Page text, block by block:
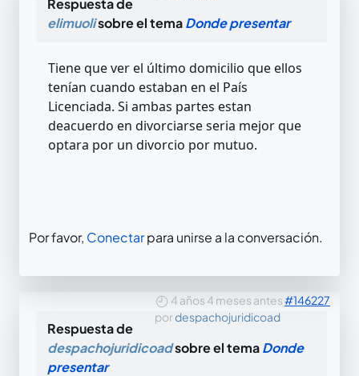
elimuolisobre el temaDonde presentar
Tiene que ver el último domicilio que ellos
tenían cuando estaban en el País
Licenciada. Si ambas partes estan
deacuerdo en divorciarse seria mejor que
optara por un divorcio por mutuo.
Por favor, Conectarpara unirse a la conversación.
4 años 4 meses antes#146227
pordespachojuridicoad
Respuesta de
despachojuridicoadsobre el temaDonde
presentar